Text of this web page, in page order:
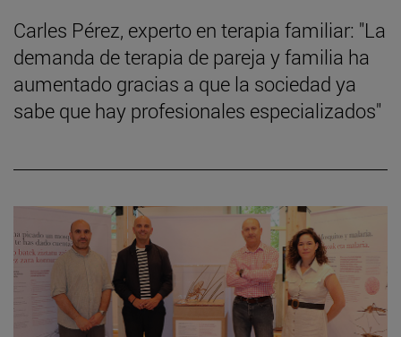
Carles Pérez, experto en terapia familiar: "La
demanda de terapia de pareja y familia ha
aumentado gracias a que la sociedad ya
sabe que hay profesionales especializados"